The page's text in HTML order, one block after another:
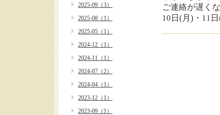
ご連絡が遅く
10日(月)・11
2025-09（3）
2025-08（1）
2025-05（1）
2024-12（1）
2024-11（1）
2024-07（2）
2024-04（1）
2023-12（1）
2023-09（1）